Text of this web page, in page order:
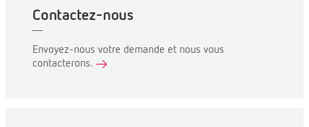
Contactez-nous
Envoyez-nous votre demande et nous vous
contacterons.